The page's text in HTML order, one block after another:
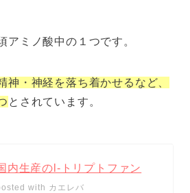
アミノ酸中の１つです。
神・神経を落ち着かせるなど、
とされています。
内生産のl-トリプトファン
with カエレバ